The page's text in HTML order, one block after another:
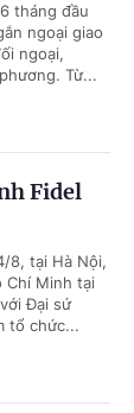
tháng đầu
ngoại giao
ngoại,
Từ...
Fidel
8, tại Hà Nội,
Chí Minh tại
Đại sứ
tổ chức...